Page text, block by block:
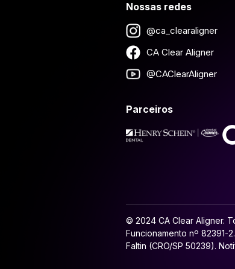
Nossas redes
@ca_clearaligner
CA Clear Aligner
@CAClearAligner
Parceiros
© 2024 CA Clear Aligner.
Funcionamento nº 82391-
Faltin (CRO/SP 50239).